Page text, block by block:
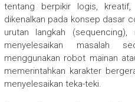
tentang berpikir logis,
dikenalkan pada konsep dasar
urutan langkah (sequencing),
menyelesaikan masalah
menggunakan robot mainan
memerintahkan karakter
menyelesaikan teka-teki.